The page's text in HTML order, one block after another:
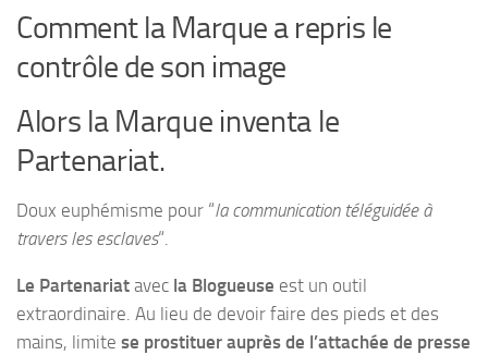
Comment la Marque a repris le
contrôle de son image
Alors la Marque inventa le
Partenariat.
Doux euphémisme pour “la communication téléguidée à
travers les esclaves“.
Le Partenariat avec la Blogueuse est un outil
extraordinaire. Au lieu de devoir faire des pieds et des
mains, limite se prostituer auprès de l’attachée de presse